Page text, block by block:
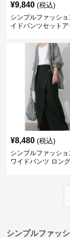
¥9,840 (税込)
シンプルファッシ
イドパンツセットア
¥8,480 (税込)
シンプルファッシ
ワイドパンツ ロン
シンプルファッ